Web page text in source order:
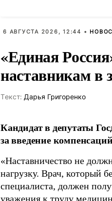
6 АВГУСТА 2026, 12:44 •
«Единая
наставникам в
Tекст: Дарья Григоренко
Кандидат в депутаты
за введение
«Наставничество не
нагрузку. Врач, который
специалиста, должен
уважения к труду